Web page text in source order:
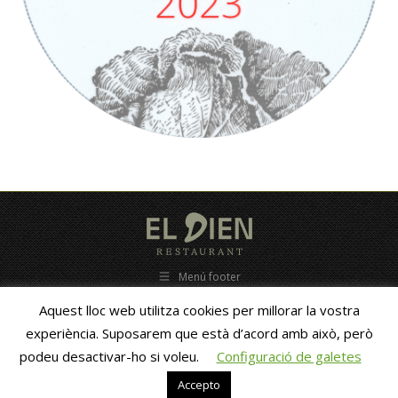
Menú footer
653838010 - eldien@eldien.com -- Copyright 2010 -ZigZag new
media- GastroAsesoramiento
Aquest lloc web utilitza cookies per millorar la vostra
experiència. Suposarem que està d’acord amb això, però
podeu desactivar-ho si voleu.
Configuració de galetes
Accepto
Español(Spanish)